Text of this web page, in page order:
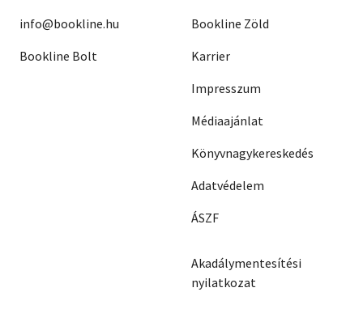
info@bookline.hu
Bookline Bolt
Bookline Zöld
Karrier
Impresszum
Médiaajánlat
Könyvnagykereskedés
Adatvédelem
ÁSZF
Akadálymentesítési
nyilatkozat